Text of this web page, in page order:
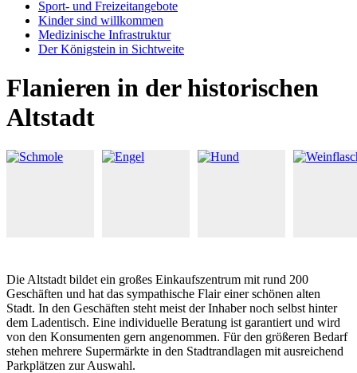
Sport- und Freizeitangebote
Kinder sind willkommen
Medizinische Infrastruktur
Der Königstein in Sichtweite
Flanieren in der historischen
Altstadt
Die Altstadt bildet ein großes Einkaufszentrum mit rund 200
Geschäften und hat das sympathische Flair einer schönen alten
Stadt. In den Geschäften steht meist der Inhaber noch selbst hinter
dem Ladentisch. Eine individuelle Beratung ist garantiert und wird
von den Konsumenten gern angenommen. Für den größeren Bedarf
stehen mehrere Supermärkte in den Stadtrandlagen mit ausreichend
Parkplätzen zur Auswahl.